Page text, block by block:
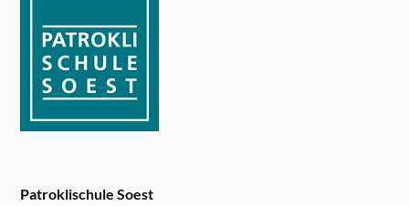
Patroklischule Soest